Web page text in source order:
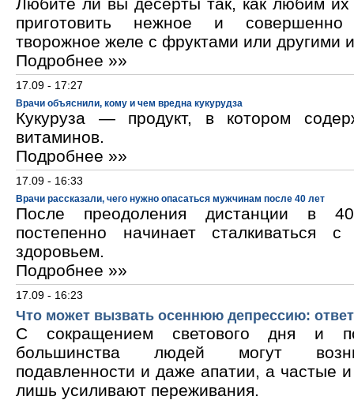
приготовить нежное и
творожное желе с фруктами или другими
Подробнее »»
17.09 - 17:27
Врачи объяснили, кому и чем вредна кукурудза
Кукуруза — продукт, в котором
витаминов.
Подробнее »»
17.09 - 16:33
Врачи рассказали, чего нужно опасаться мужчинам после 40 лет
После преодоления дистанции в
постепенно начинает сталкиваться
здоровьем.
Подробнее »»
17.09 - 16:23
Что может вызвать осеннюю депрессию:
С сокращением светового дня и
большинства людей могут
подавленности и даже апатии, а частые
лишь усиливают переживания.